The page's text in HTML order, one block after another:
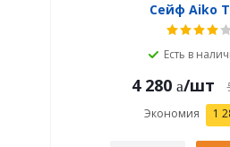
Сейф Aiko
Есть в
4 280 /шт
Экономия 1